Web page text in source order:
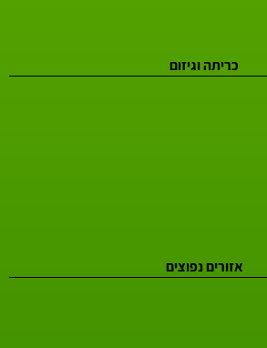
כריתה וגיזום
אזורים נפוצים